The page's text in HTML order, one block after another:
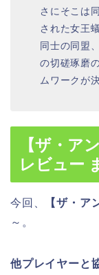
さにそこは
された女王
同士の同盟
の切磋琢磨
ムワークが
【ザ・ア
レビュー
今回、 【ザ・ア
～。
他プレイヤーと